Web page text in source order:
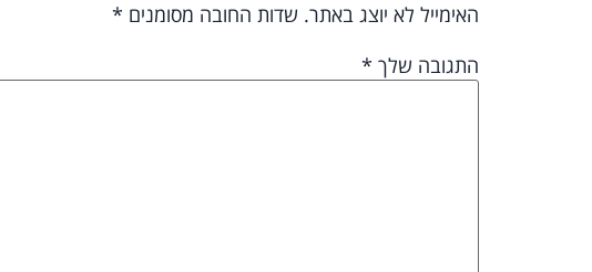
האימייל לא יוצג באתר. שדות החובה מסומנים *
התגובה שלך *